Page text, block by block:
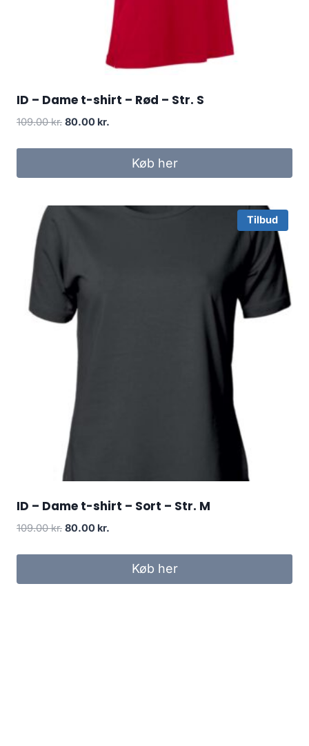
ID – Dame t-shirt – Rød – Str. S
109.00kr. Original
80.00 kr.
80.00 kr..
Køb her
Tilbud
ID – Dame t-shirt – Sort – Str. M
109.00kr. Original
80.00 kr.
80.00 kr..
Køb her